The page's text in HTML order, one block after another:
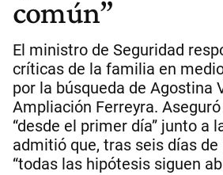
común”
El ministro de Seguridad
críticas de la familia en
por la búsqueda de Agostina
Ampliación Ferreyra.
“desde el primer día” junto a
admitió que, tras seis días
“todas las hipótesis siguen